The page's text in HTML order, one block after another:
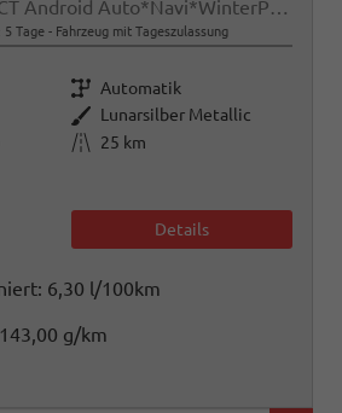
Gold 1.5 T-GDi, DCT Android Auto*Navi*WinterPak*Klimaauto*16"*Kamera*PrivacyGlas*
5 Tage Fahrzeug mit Tageszulassung
Getriebe Automatik
Außenfarbe Lunarsilber Metallic
Kilometerstand
25 km
Details
6,30 l/100km
143,00 g/km